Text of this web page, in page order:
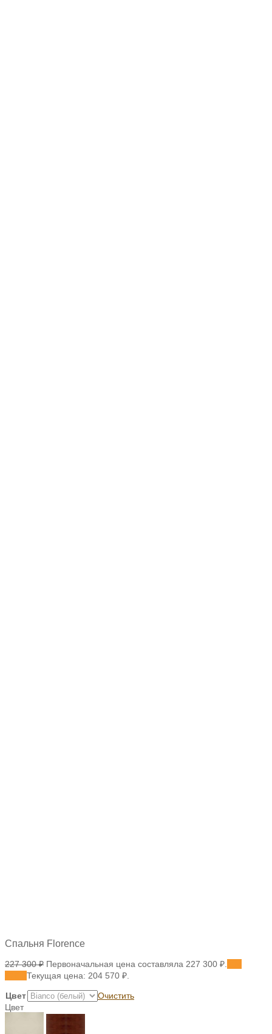
Спальня Florence
227 300₽ Первоначальная цена составляла 227 300 ₽.
Текущая цена: 204 570 ₽.
Цвет
Очистить
Цвет